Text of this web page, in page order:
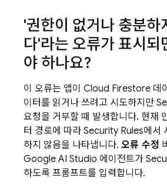
'권한이 없거나 충분하
다'라는 오류가 표시되
야 하나요?
이 오류는 앱이 Cloud Firestore 데
이터를 읽거나 쓰려고 시도하지만
요청을 거부할 때 발생합니다. 현재
터 경로에 따라 Security Rules에서
하지 않음을 나타냅니다. 오류 수정
Google AI Studio 에이전트가
하도록 프롬프트를 입력합니다.